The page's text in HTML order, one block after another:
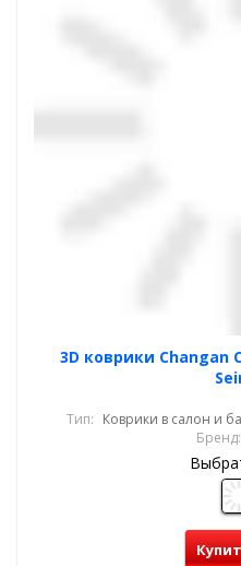
3D коврики Changan
Тип: Коврики в салон и
Бренд: